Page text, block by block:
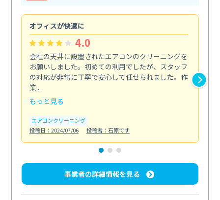
オフィスが快適に
4.0
会社の天井に設置されたエアコンのクリーニングを
お願いしました。初めての利用でしたが、スタッフ
の対応が非常に丁寧で安心して任せられました。作
業...
もっと見る
エアコンクリーニング
投稿日：2024/07/06
投稿者：石原です
事業者の詳細情報を見る